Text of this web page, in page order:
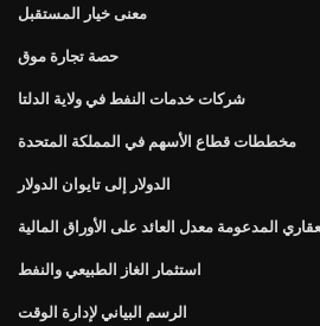
معنى خيار المستقبل
حصة تجارة موق
شركات خدمات النفط في ولاية الدلتا
مخططات قطاع الأسهم في المملكة المتحدة
الدولار إلى تايوان الدولار
المدعومة معدل العائد على الأوراق المالية
استثمار الغاز الطبيعي والنفط
الرسم البياني لإدارة الوقت